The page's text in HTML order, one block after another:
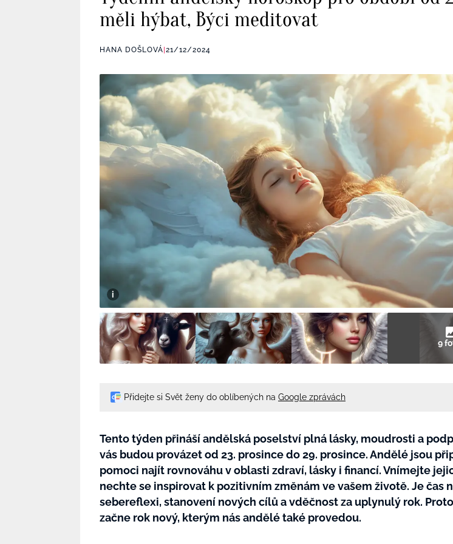
měli hýbat, Býci meditovat
HANA DOŠLOVÁ 21/12/2024
9
Přidejte si Svět ženy do oblíbených na Google zprávách
Tento týden přináší andělská poselství plná lásky, moudrosti a
vás budou provázet od 23. prosince do 29. prosince. Andělé jsou
pomoci najít rovnováhu v oblasti zdraví, lásky i financí. Vnímejte
nechte se inspirovat k pozitivním změnám ve vašem životě. Je čas
sebereflexi, stanovení nových cílů a vděčnost za uplynulý rok.
začne rok nový, kterým nás andělé také provedou.